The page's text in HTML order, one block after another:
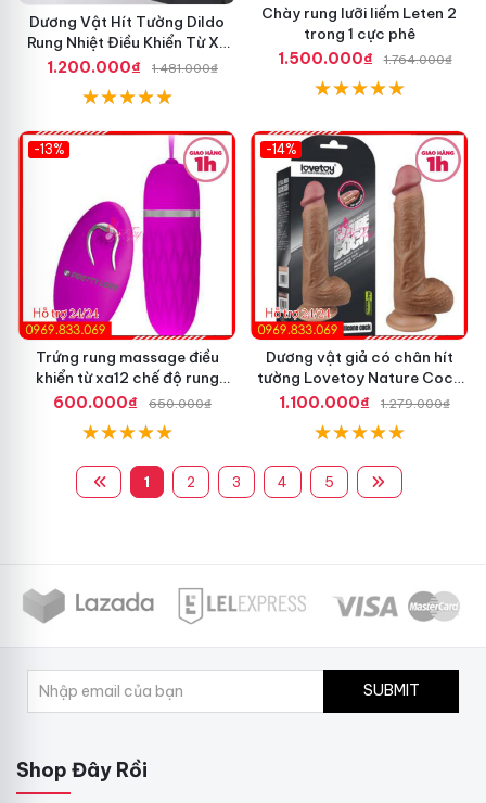
Dương Vật Hít Tường Dildo
Rung Nhiệt Điều Khiển Từ Xa
Tốt Nhất
1.200.000₫ 1.481.000₫
Chày rung lưỡi liếm Leten 2
trong 1 cực phê
1.500.000₫
1.764.000₫
-13%
Trứng rung massage điều
khiển từ xa12 chế độ rung
Pretty Love
600.000₫ 650.000₫
-14%
Dương vật giả có chân hít
tường Lovetoy Nature Cock
dài 8.5 inch
1.100.000₫ 1.279.000₫
1 2 3 4 5
SUBMIT
Shop Đây Rồi